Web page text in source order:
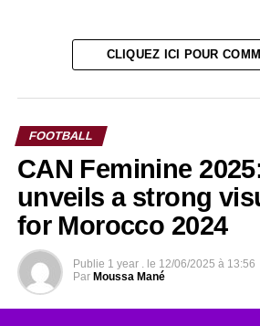
CLIQUEZ ICI POUR
FOOTBALL
CAN Feminine
unveils a strong
for Morocco 2024
Publie 1 year . le 12/06/2025 à 13:56
Par Moussa Mané